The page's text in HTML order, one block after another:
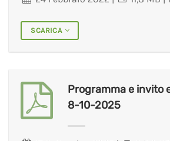
SCARICA
Programma e invito
8-10-2025